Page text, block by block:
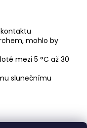
mohlo by
mezi 5 °C až 30
slunečnímu